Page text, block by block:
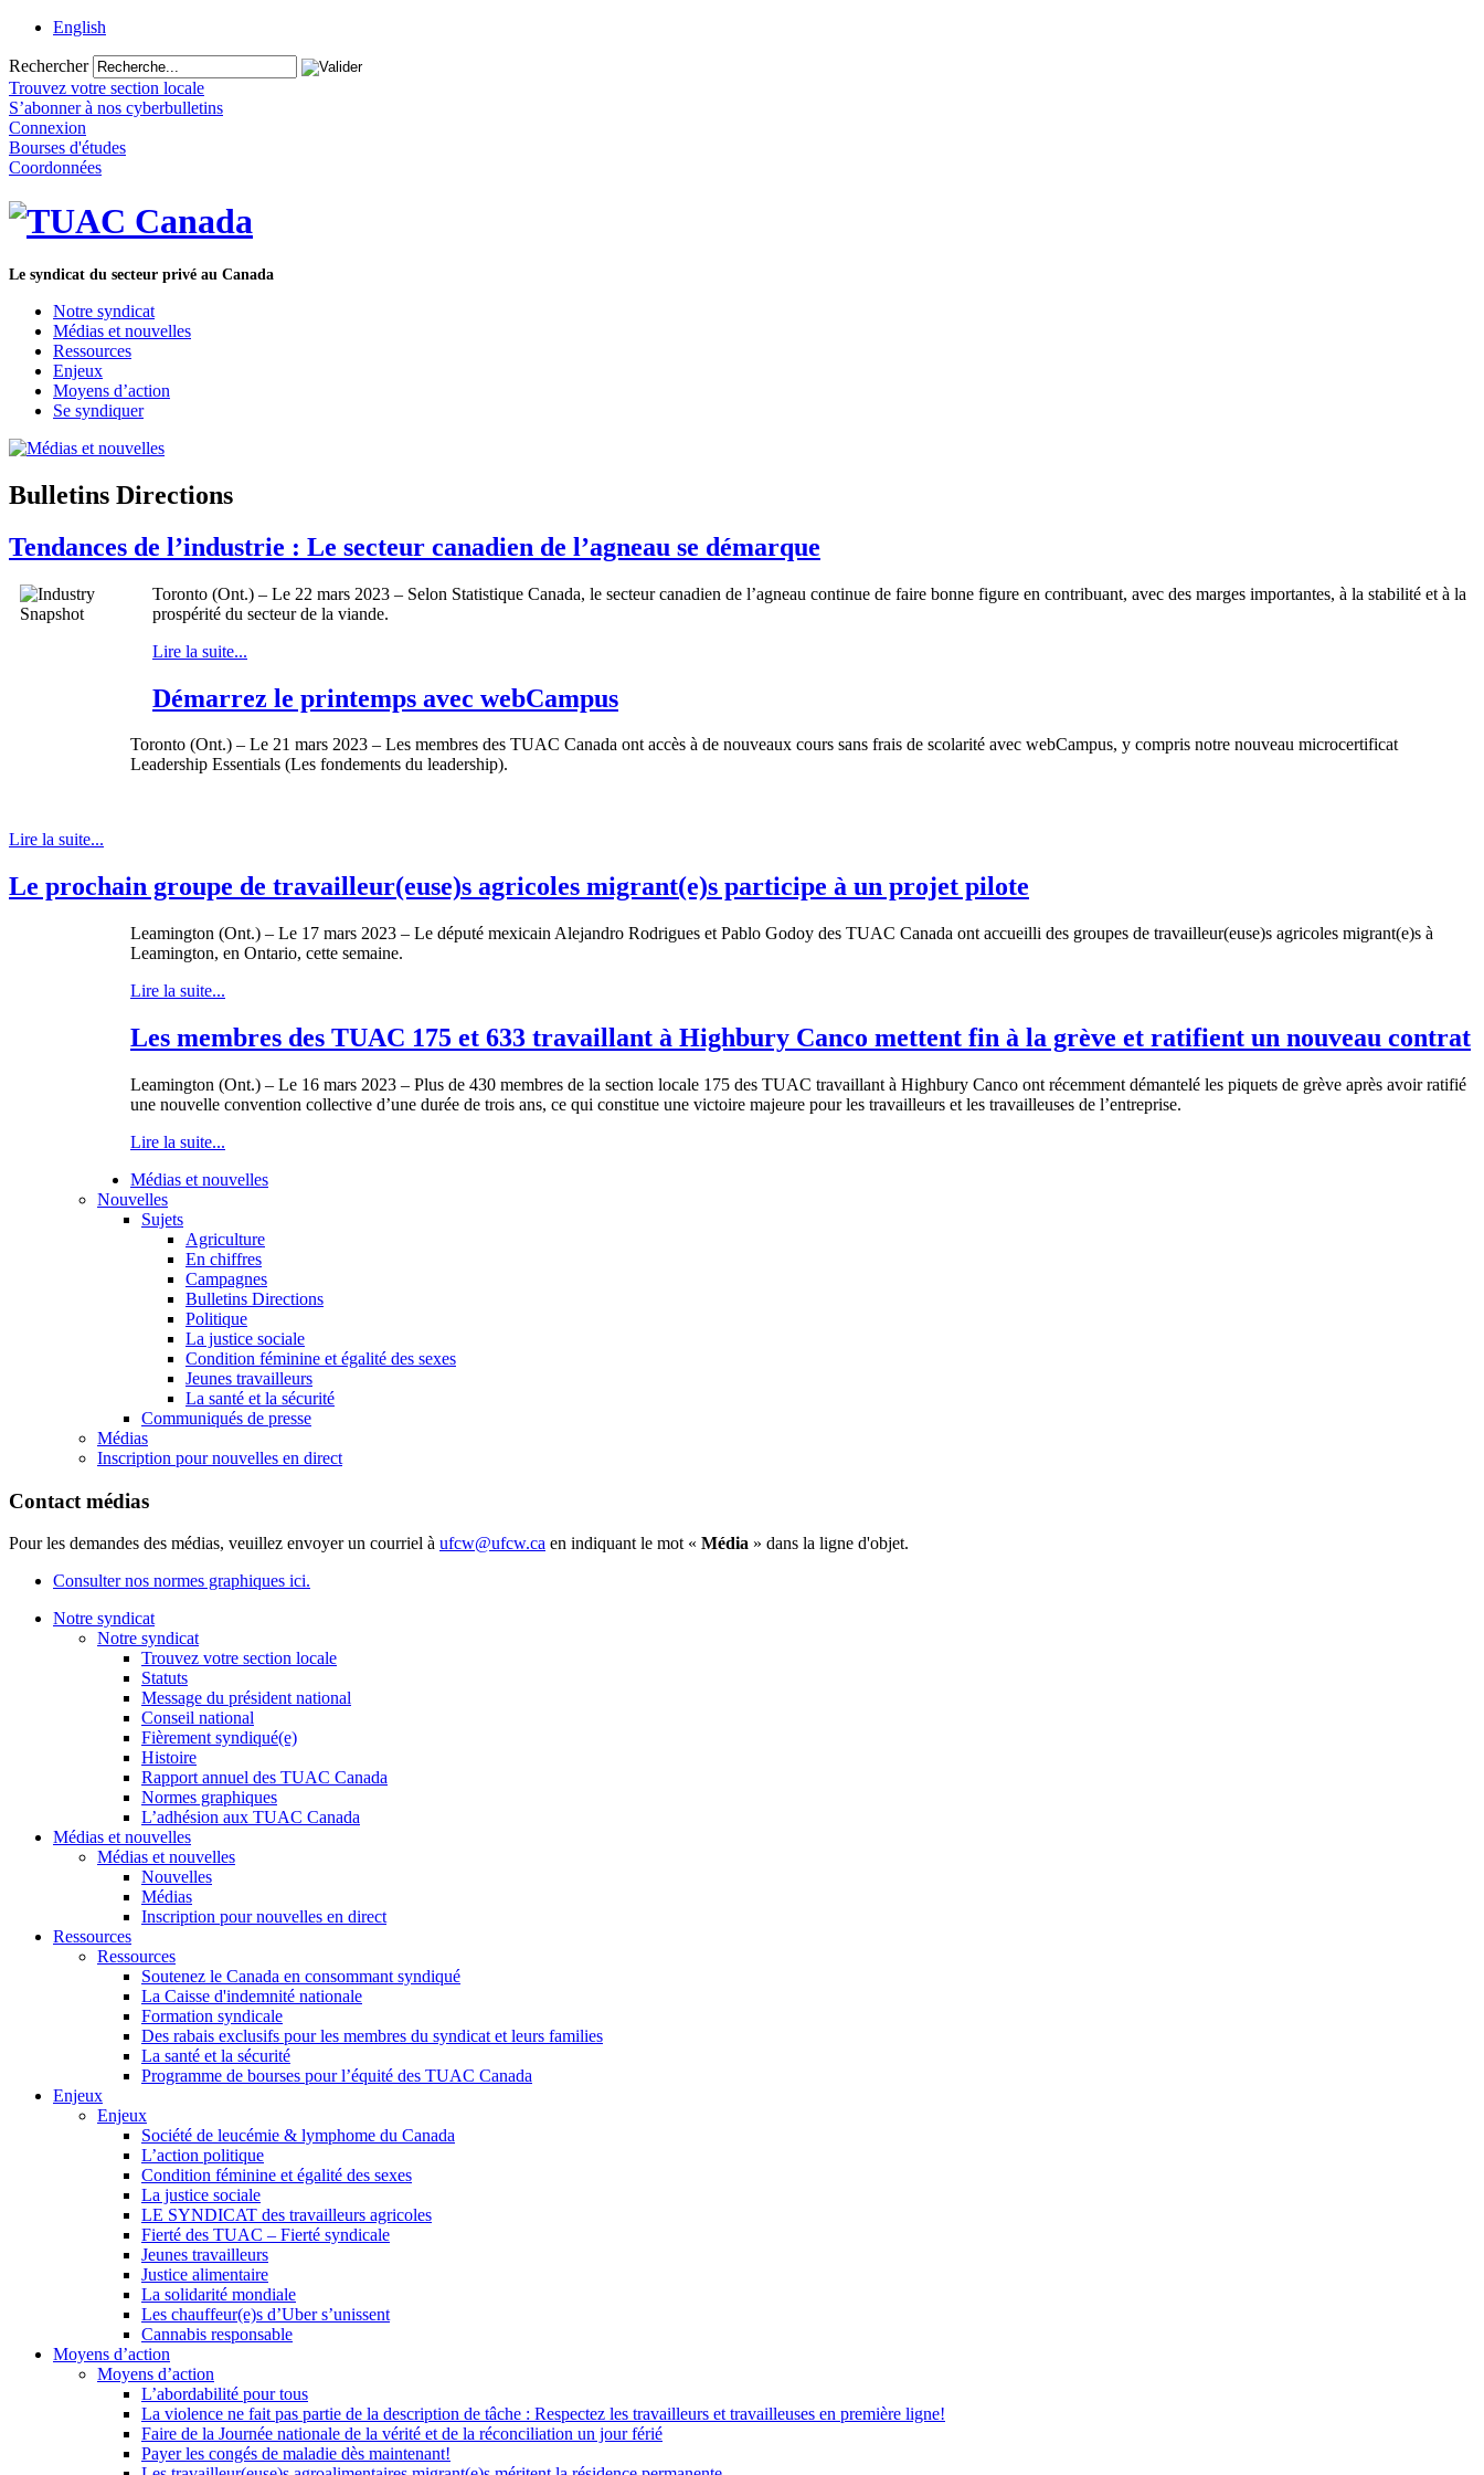
English
Rechercher
Trouvez votre section locale
S’abonner à nos cyberbulletins
Connexion
Bourses d'études
Coordonnées
Le syndicat du secteur privé au Canada
Notre syndicat
Médias et nouvelles
Ressources
Enjeux
Moyens d’action
Se syndiquer
Bulletins Directions
Tendances de l’industrie : Le secteur canadien de l’agneau se démarque
Toronto (Ont.) – Le 22 mars 2023 – Selon Statistique Canada, le secteur canadien de l’agneau continue de faire bonne figure en contribuant, avec des marges importantes, à la stabilité et à la
prospérité du secteur de la viande.
Lire la suite...
Démarrez le printemps avec webCampus
Toronto (Ont.) – Le 21 mars 2023 – Les membres des TUAC Canada ont accès à de nouveaux cours sans frais de scolarité avec webCampus, y compris notre nouveau microcertificat
Leadership Essentials (Les fondements du leadership).
Lire la suite...
Le prochain groupe de travailleur(euse)s agricoles migrant(e)s participe à un projet pilote
Leamington (Ont.) – Le 17 mars 2023 – Le député mexicain Alejandro Rodrigues et Pablo Godoy des TUAC Canada ont accueilli des groupes de travailleur(euse)s agricoles migrant(e)s à
Leamington, en Ontario, cette semaine.
Lire la suite...
Les membres des TUAC 175 et 633 travaillant à Highbury Canco mettent fin à la grève et ratifient un nouveau contrat
Leamington (Ont.) – Le 16 mars 2023 – Plus de 430 membres de la section locale 175 des TUAC travaillant à Highbury Canco ont récemment démantelé les piquets de grève après avoir ratifié
une nouvelle convention collective d’une durée de trois ans, ce qui constitue une victoire majeure pour les travailleurs et les travailleuses de l’entreprise.
Lire la suite...
Médias et nouvelles
Nouvelles
Sujets
Agriculture
En chiffres
Campagnes
Bulletins Directions
Politique
La justice sociale
Condition féminine et égalité des sexes
Jeunes travailleurs
La santé et la sécurité
Communiqués de presse
Médias
Inscription pour nouvelles en direct
Contact médias
Pour les demandes des médias, veuillez envoyer un courriel à ufcw@ufcw.ca en indiquant le mot « Média » dans la ligne d'objet.
Consulter nos normes graphiques ici.
Notre syndicat
Notre syndicat
Trouvez votre section locale
Statuts
Message du président national
Conseil national
Fièrement syndiqué(e)
Histoire
Rapport annuel des TUAC Canada
Normes graphiques
L’adhésion aux TUAC Canada
Médias et nouvelles
Médias et nouvelles
Nouvelles
Médias
Inscription pour nouvelles en direct
Ressources
Ressources
Soutenez le Canada en consommant syndiqué
La Caisse d'indemnité nationale
Formation syndicale
Des rabais exclusifs pour les membres du syndicat et leurs families
La santé et la sécurité
Programme de bourses pour l’équité des TUAC Canada
Enjeux
Enjeux
Société de leucémie & lymphome du Canada
L’action politique
Condition féminine et égalité des sexes
La justice sociale
LE SYNDICAT des travailleurs agricoles
Fierté des TUAC – Fierté syndicale
Jeunes travailleurs
Justice alimentaire
La solidarité mondiale
Les chauffeur(e)s d’Uber s’unissent
Cannabis responsable
Moyens d’action
Moyens d’action
L’abordabilité pour tous
La violence ne fait pas partie de la description de tâche : Respectez les travailleurs et travailleuses en première ligne!
Faire de la Journée nationale de la vérité et de la réconciliation un jour férié
Payer les congés de maladie dès maintenant!